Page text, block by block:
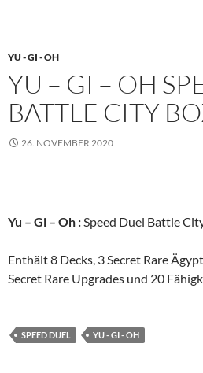
YU - GI - OH
YU – GI – OH
BATTLE CITY
26. NOVEMBER 2020
Yu – Gi – Oh :Speed Duel Battle
Enthält 8 Decks, 3 Secret Rare
Secret Rare Upgrades und 20
SPEED DUEL YU - GI - OH